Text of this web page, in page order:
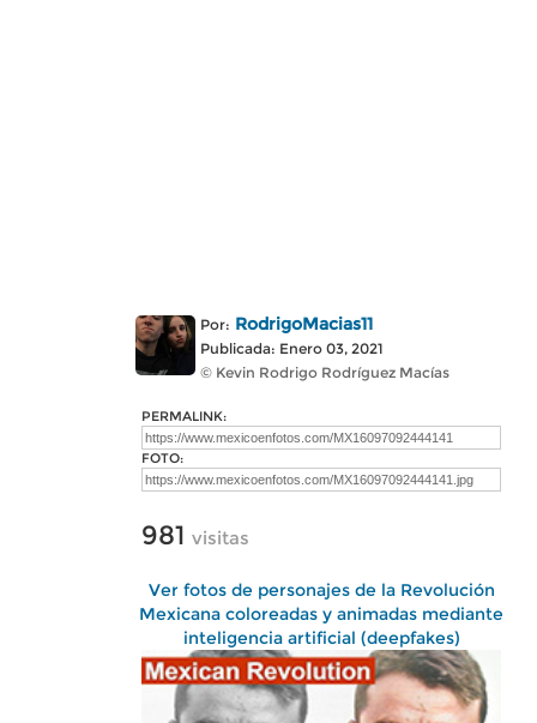
Por: RodrigoMacias11
Publicada: Enero 03, 2021
© Kevin Rodrigo Rodríguez Macías
PERMALINK:
FOTO:
981 visitas
Ver fotos de personajes de la Revolución
Mexicana coloreadas y animadas mediante
inteligencia artificial (deepfakes)